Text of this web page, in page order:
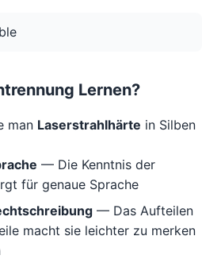
Lernen?
man Laserstrahlhärte in Silben
— Die Kenntnis der
für genaue Sprache
— Das Aufteilen
macht sie leichter zu merken